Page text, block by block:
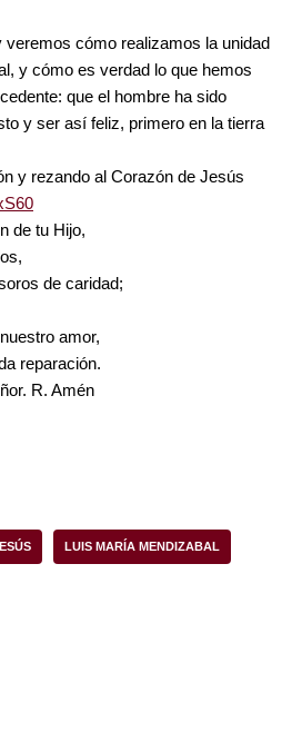
veremos cómo realizamos la unidad
y cómo es verdad lo que hemos
que el hombre ha sido
y ser así feliz, primero en la tierra
y rezando al Corazón de Jesús
de tu Hijo,
de caridad;
amor,
reparación.
R. Amén
LUIS MARÍA MENDIZABAL